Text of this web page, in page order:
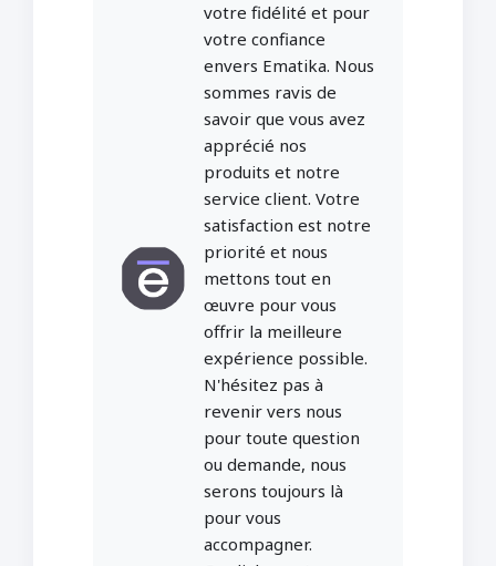
votre fidélité et pour
votre confiance
envers Ematika. Nous
sommes ravis de
savoir que vous avez
apprécié nos
produits et notre
service client. Votre
satisfaction est notre
priorité et nous
mettons tout en
œuvre pour vous
offrir la meilleure
expérience possible.
N'hésitez pas à
revenir vers nous
pour toute question
ou demande, nous
serons toujours là
pour vous
accompagner.